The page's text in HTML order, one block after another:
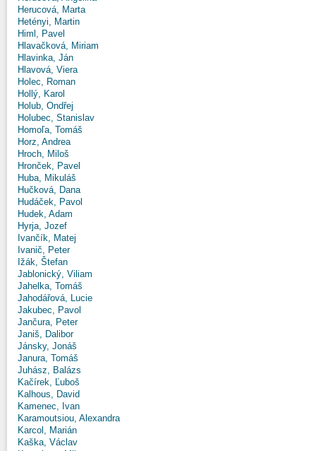
Herucová, Marta
Hetényi, Martin
Himl, Pavel
Hlavačková, Miriam
Hlavinka, Ján
Hlavová, Viera
Holec, Roman
Hollý, Karol
Holub, Ondřej
Holubec, Stanislav
Homoľa, Tomáš
Horz, Andrea
Hroch, Miloš
Hronček, Pavel
Huba, Mikuláš
Hučková, Dana
Hudáček, Pavol
Hudek, Adam
Hyrja, Jozef
Ivančík, Matej
Ivanič, Peter
Ižák, Štefan
Jablonický, Viliam
Jahelka, Tomáš
Jahodářová, Lucie
Jakubec, Pavol
Jančura, Peter
Janiš, Dalibor
Jánsky, Jonáš
Janura, Tomáš
Juhász, Balázs
Kačírek, Ľuboš
Kalhous, David
Kamenec, Ivan
Karamoutsiou, Alexandra
Karcol, Marián
Kaška, Václav